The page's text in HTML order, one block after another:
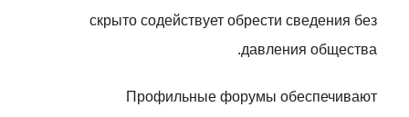
скрыто содействует обрести сведения без
давления общества.
Профильные форумы обеспечивают